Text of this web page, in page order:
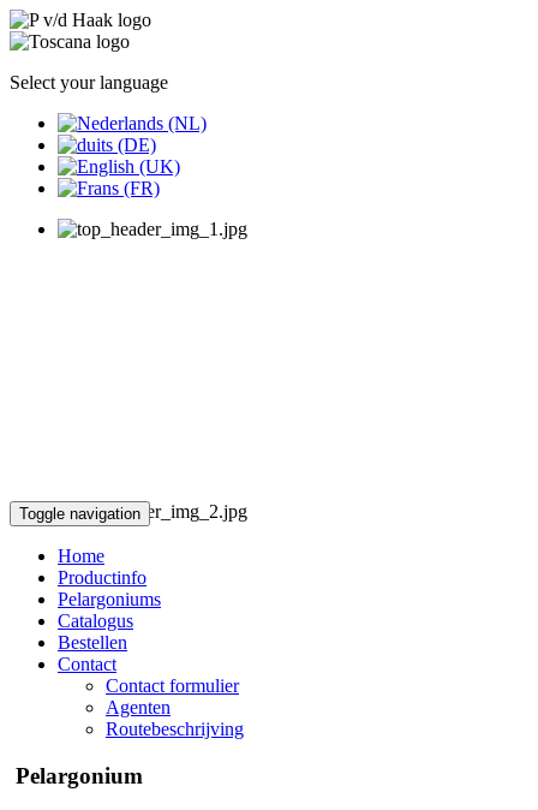
Select your language
Toggle navigation
Home
Productinfo
Pelargoniums
Catalogus
Bestellen
Contact
Contact formulier
Agenten
Routebeschrijving
Pelargonium